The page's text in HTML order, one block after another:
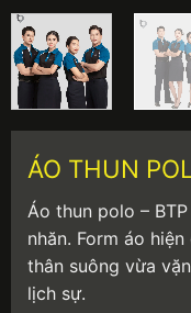
ÁO THUN
Áo thun polo –
nhăn. Form áo
thân suông vừa
lịch sự.